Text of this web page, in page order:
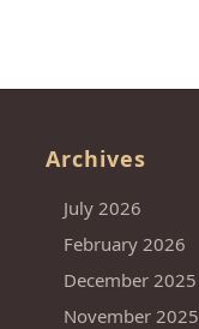
Archives
July 2026
February 2026
December 2025
November 2025